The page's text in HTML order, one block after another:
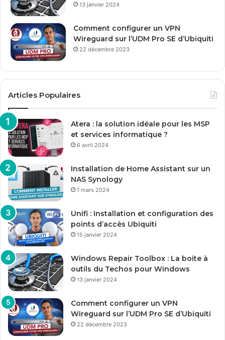
13 janvier 2024
Comment configurer un VPN
Wireguard sur l’UDM Pro SE d’Ubiquiti
22 décembre 2023
Articles Populaires
Atera : la solution idéale pour les MSP
et services informatique ?
6 avril 2024
Installation de Home Assistant sur un
NAS Synology
1 mars 2024
Unifi : Installation et configuration des
points d’accès Ubiquiti
15 janvier 2024
Windows Repair Toolbox : La boite à
outils du Techos pour Windows
13 janvier 2024
Comment configurer un VPN
Wireguard sur l’UDM Pro SE d’Ubiquiti
22 décembre 2023